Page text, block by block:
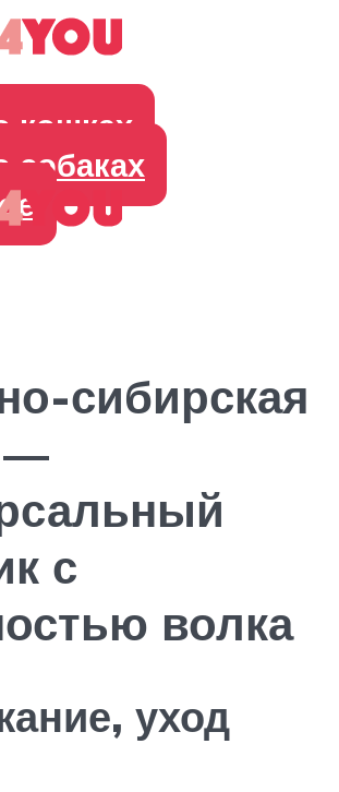
кошках
собаках
сибирская
—
с
волка
уход